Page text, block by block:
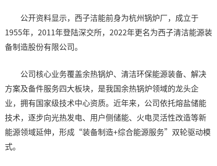
公开资料显示，西子洁能前身为杭州锅炉厂，成立于
1955年，2011年登陆深交所，2022年更名为西子清洁能源装
备制造股份有限公司。
公司核心业务覆盖余热锅炉、清洁环保能源装备、解决
方案及备件服务四大板块，是我国余热锅炉领域的龙头企
业，拥有国家级技术中心资质。近年来，公司依托熔盐储能
技术，逐步向光热发电、用户侧储能、火电灵活性改造等新
能源领域延伸，形成“装备制造+综合能源服务”双轮驱动模
式。